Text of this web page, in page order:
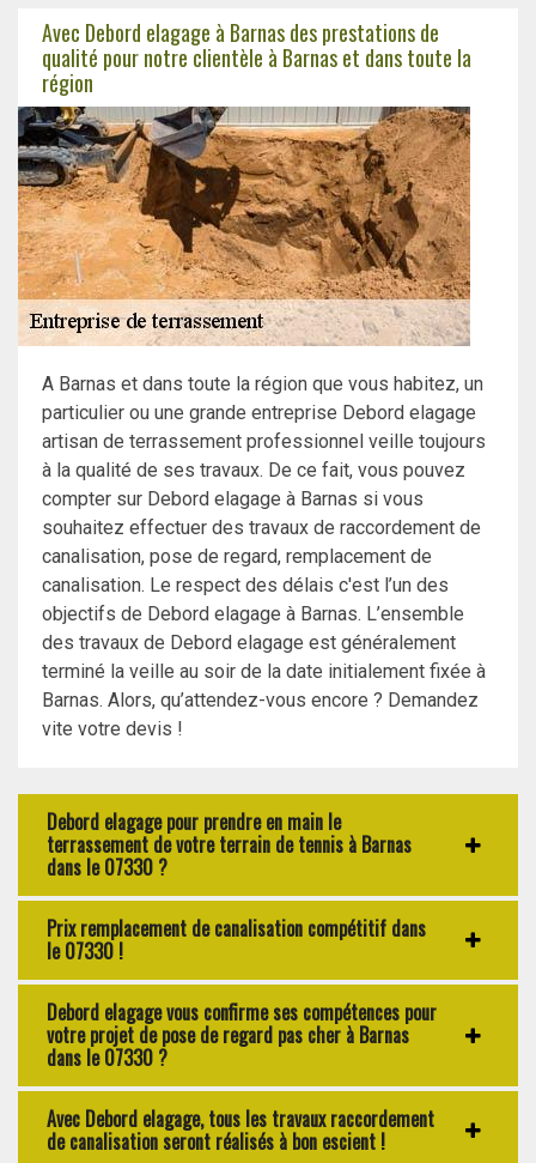
Avec Debord elagage à Barnas des prestations de
qualité pour notre clientèle à Barnas et dans toute la
région
A Barnas et dans toute la région que vous habitez, un
particulier ou une grande entreprise Debord elagage
artisan de terrassement professionnel veille toujours
à la qualité de ses travaux. De ce fait, vous pouvez
compter sur Debord elagage à Barnas si vous
souhaitez effectuer des travaux de raccordement de
canalisation, pose de regard, remplacement de
canalisation. Le respect des délais c'est l’un des
objectifs de Debord elagage à Barnas. L’ensemble
des travaux de Debord elagage est généralement
terminé la veille au soir de la date initialement fixée à
Barnas. Alors, qu’attendez-vous encore ? Demandez
vite votre devis !
Debord elagage pour prendre en main le
terrassement de votre terrain de tennis à Barnas
dans le 07330 ?
Prix remplacement de canalisation compétitif dans
le 07330 !
Debord elagage vous confirme ses compétences pour
votre projet de pose de regard pas cher à Barnas
dans le 07330 ?
Avec Debord elagage, tous les travaux raccordement
de canalisation seront réalisés à bon escient !